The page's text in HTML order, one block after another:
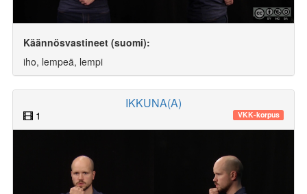
Käännösvastineet (suomi):
iho, lempeä, lempi
IKKUNA(A)
1 VKK-korpus